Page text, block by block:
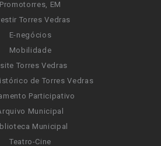
Promotorres, EM
Torres Vedras
E-negócios
Mobilidade
Torres Vedras
de Torres Vedras
Participativo
Municipal
Municipal
Teatro-Cine